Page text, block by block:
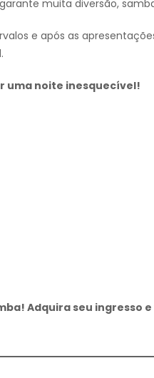
muita diversão,
e após as
uma noite inesquecível!
Adquira seu ingresso